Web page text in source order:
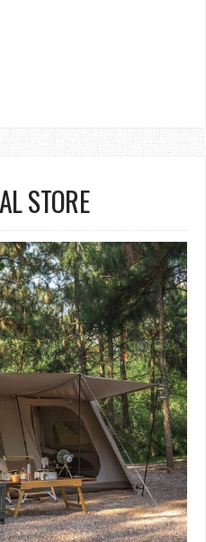
STORE